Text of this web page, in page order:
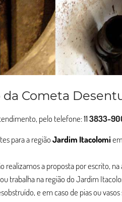
Cometa
pelo telefone:113833-
para a regiãoJardim Itacolomi
realizamos a proposta por escrito,
trabalha na região do Jardim
e em caso de pias ou